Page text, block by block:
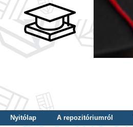
Nyitólap A repozitóriumról